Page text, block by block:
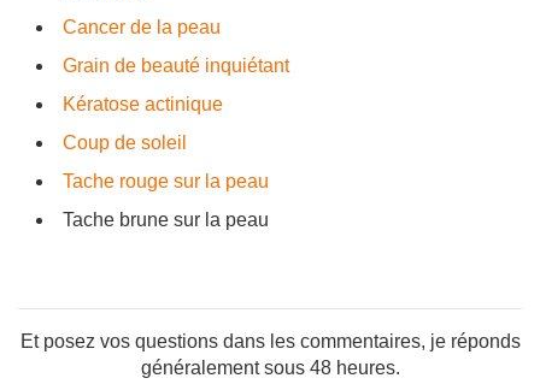
Cancer de la peau
Grain de beauté inquiétant
Kératose actinique
Coup de soleil
Tache rouge sur la peau
Tache brune sur la peau
Et posez vos questions dans les commentaires, je réponds
généralement sous 48 heures.